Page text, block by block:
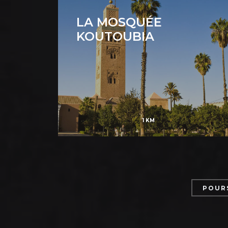
LA MOSQUÉE
KOUTOUBIA
1 KM